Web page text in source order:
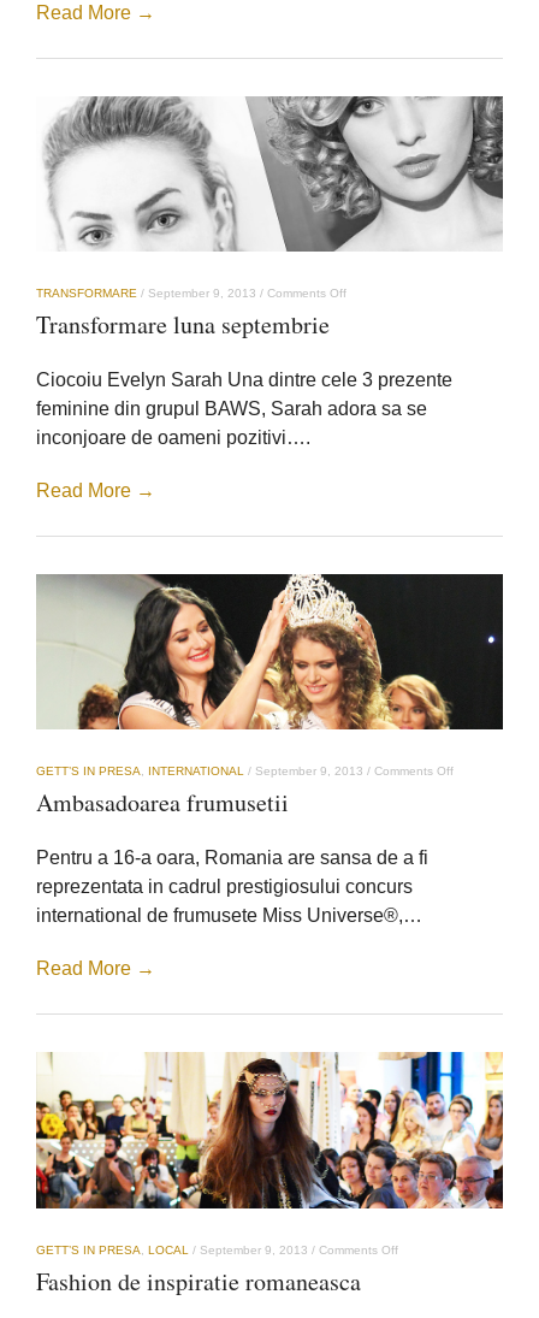
Read More →
TRANSFORMARE / September 9, 2013 / Comments Offon
Transformare luna septembrie
Ciocoiu Evelyn Sarah Una dintre cele 3 prezente
feminine din grupul BAWS, Sarah adora sa se
inconjoare de oameni pozitivi….
Read More →
GETT’S IN PRESA, INTERNATIONAL / September 9, 2013 / Comments Offon
Ambasadoarea frumusetii
Pentru a 16-a oara, Romania are sansa de a fi
reprezentata in cadrul prestigiosului concurs
international de frumusete Miss Universe®,…
Read More →
GETT’S IN PRESA LOCAL / September 9, 2013 / Comments Offon
Fashion de inspiratie romaneasca